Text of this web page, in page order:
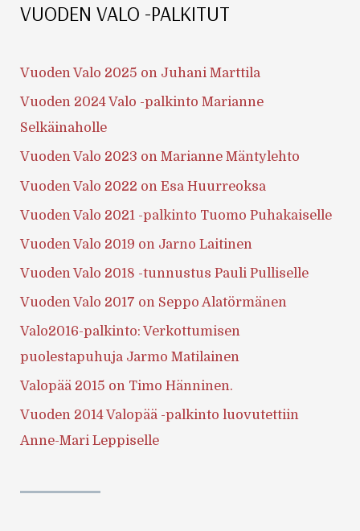
VUODEN VALO -PALKITUT
Vuoden Valo 2025 on Juhani Marttila
Vuoden 2024 Valo -palkinto Marianne
Selkäinaholle
Vuoden Valo 2023 on Marianne Mäntylehto
Vuoden Valo 2022 on Esa Huurreoksa
Vuoden Valo 2021 -palkinto Tuomo Puhakaiselle
Vuoden Valo 2019 on Jarno Laitinen
Vuoden Valo 2018 -tunnustus Pauli Pulliselle
Vuoden Valo 2017 on Seppo Alatörmänen
Valo2016-palkinto: Verkottumisen
puolestapuhuja Jarmo Matilainen
Valopää 2015 on Timo Hänninen.
Vuoden 2014 Valopää -palkinto luovutettiin
Anne-Mari Leppiselle